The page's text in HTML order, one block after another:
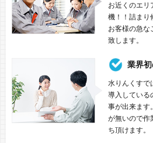
お近くのエリ
機！！詰まり
お客様の急な
致します。
業界
水りんくすで
導入している
事が出来ます
が無いので作
ち頂けます。